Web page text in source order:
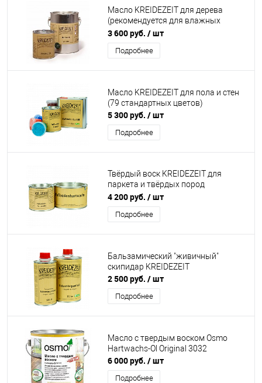
Масло KREIDEZEIT для дерева
(рекомендуется для влажных
помещений)
3 600 руб. / шт
Подробнее
Масло KREIDEZEIT для пола и стен
(79 стандартных цветов)
5 300 руб. / шт
Подробнее
Твёрдый воск KREIDEZEIT для
паркета и твёрдых пород
древесины
4 200 руб. / шт
Подробнее
Бальзамический "живичный"
скипидар KREIDEZEIT
2 500 руб. / шт
Подробнее
Масло с твердым воском Osmo
Hartwachs-Ol Original 3032
6 000 руб. / шт
Подробнее